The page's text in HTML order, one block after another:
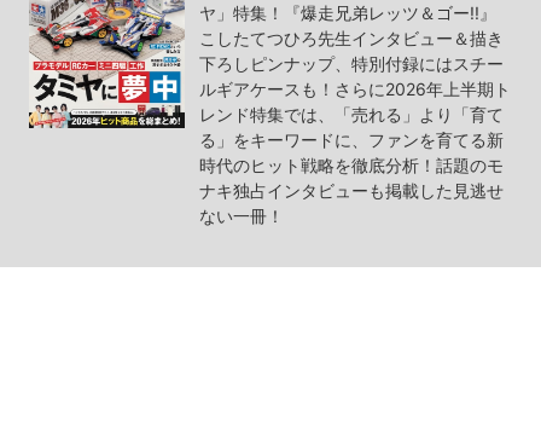
ヤ」特集！『爆走兄弟レッツ＆ゴー!!』
こしたてつひろ先生インタビュー＆描き
下ろしピンナップ、特別付録にはスチー
ルギアケースも！さらに2026年上半期ト
レンド特集では、「売れる」より「育て
る」をキーワードに、ファンを育てる新
時代のヒット戦略を徹底分析！話題のモ
ナキ独占インタビューも掲載した見逃せ
ない一冊！